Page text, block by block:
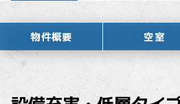
物件概要 空室